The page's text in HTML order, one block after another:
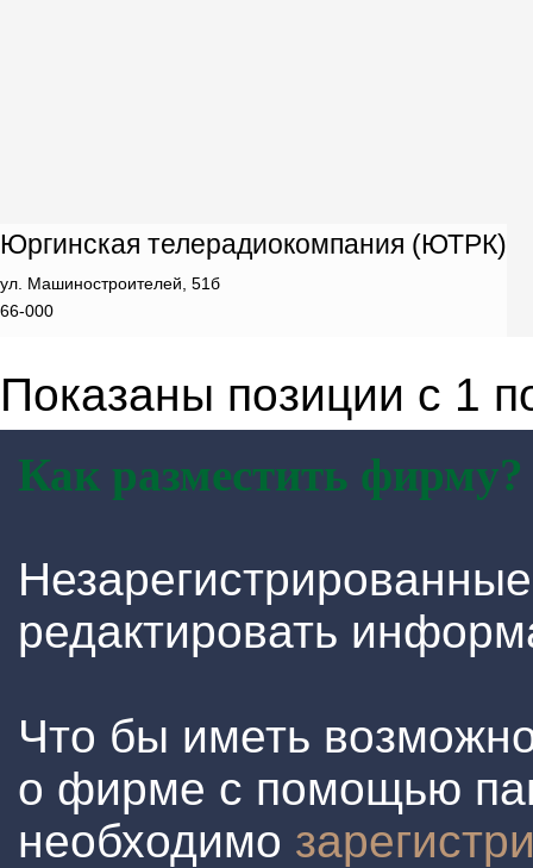
Юргинская телерадиокомпания (ЮТРК)
ул. Машиностроителей, 51б
66-000
Показаны позиции с 1
Как разместить фирму?
редактировать
Что бы иметь
о фирме с помощью
необходимо